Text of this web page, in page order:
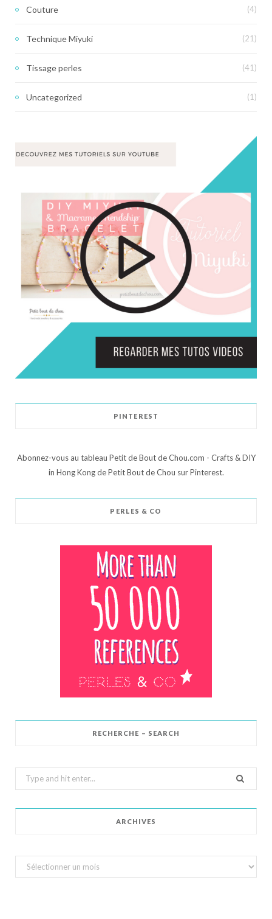
Couture (4)
Technique Miyuki (21)
Tissage perles (41)
Uncategorized (1)
PINTEREST
Abonnez-vous au tableau Petit de Bout de Chou.com - Crafts & DIY
in Hong Kong de Petit Bout de Chou sur Pinterest.
PERLES & CO
RECHERCHE – SEARCH
Search
for:
ARCHIVES
Archives